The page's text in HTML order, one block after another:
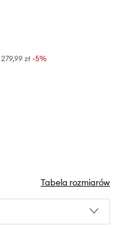
279,99 zł -5%
Tabela rozmiarów